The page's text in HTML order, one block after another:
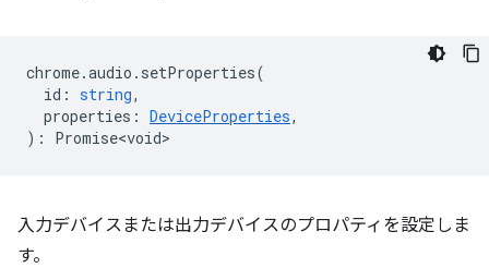
chrome.audio . setProperties(
id : string,
properties : DeviceProperties,
) : Promise<void>
入力デバイスまたは出力デバイスのプロパティを設定しま
す。